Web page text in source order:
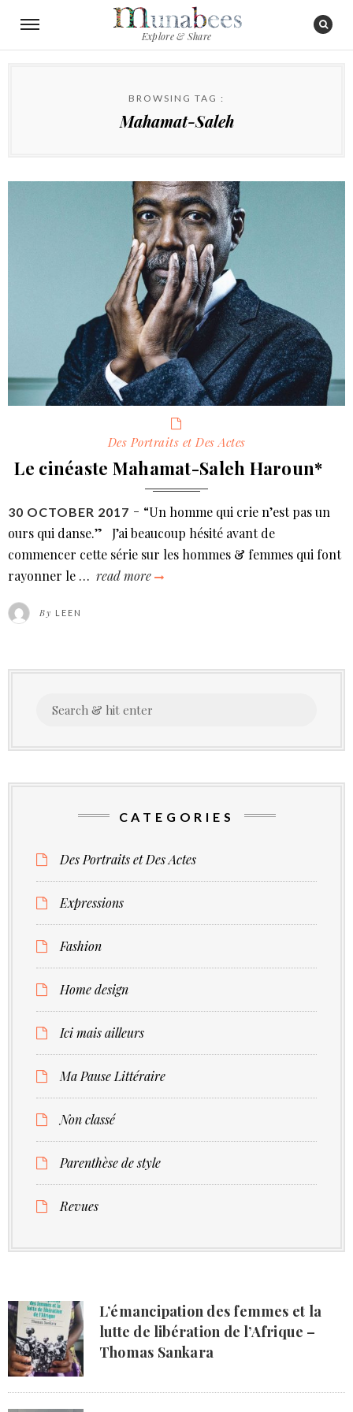
Explore & Share
BROWSING TAG :
Mahamat-Saleh
Des Portraits et Des Actes
Le cinéaste Mahamat-Saleh Haroun*
POSTED
ON
30 OCTOBER 2017
“Un homme qui crie n’est pas un
ours qui danse.” J’ai beaucoup hésité avant de
commencer cette série sur les hommes & femmes qui font
rayonner le … read more
By LEEN
CATEGORIES
Des Portraits et Des Actes
Expressions
Fashion
Home design
Ici mais ailleurs
Ma Pause Littéraire
Non classé
Parenthèse de style
Revues
L’émancipation des femmes et la
lutte de libération de l’Afrique –
Thomas Sankara